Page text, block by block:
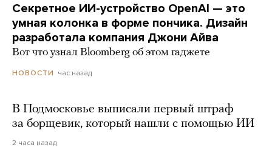
Секретное ИИ-устройство OpenAI — это
умная колонка в форме пончика. Дизайн
разработала компания Джони Айва
Вот что узнал Bloomberg об этом гаджете
НОВОСТИ час назад
В Подмосковье выписали первый штраф
за борщевик, который нашли с помощью ИИ
2 часа назад